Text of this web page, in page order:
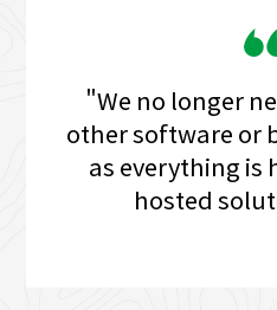
"We no longer
other software or
as everything is
hosted